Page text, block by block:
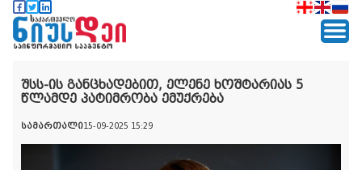
შსს-ის განცხადებით, ელენე ხოშტარიას 5
წლამდე პატიმრობა ემუქრება
სამართალი15-09-2025 15:29